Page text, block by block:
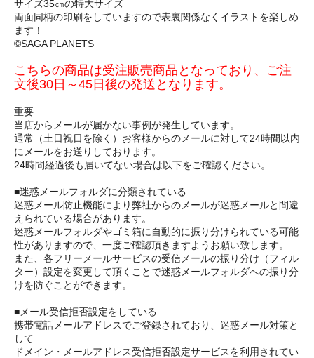
サイズ35㎝の特大サイズ
両面同柄の印刷をしていますので表裏関係なくイラストを楽しめ
ます！
©SAGA PLANETS
こちらの商品は受注販売商品となっており、ご注
文後30日～45日後の発送となります。
重要
当店からメールが届かない事例が発生しています。
通常（土日祝日を除く）お客様からのメールに対して24時間以内
にメールをお送りしております。
24時間経過後も届いてない場合は以下をご確認ください。
■迷惑メールフォルダに分類されている
迷惑メール防止機能により弊社からのメールが迷惑メールと間違
えられている場合があります。
迷惑メールフォルダやゴミ箱に自動的に振り分けられている可能
性がありますので、一度ご確認頂きますようお願い致します。
また、各フリーメールサービスの受信メールの振り分け（フィル
ター）設定を変更して頂くことで迷惑メールフォルダへの振り分
けを防ぐことができます。
■メール受信拒否設定をしている
携帯電話メールアドレスでご登録されており、迷惑メール対策と
して
ドメイン・メールアドレス受信拒否設定サービスを利用されてい